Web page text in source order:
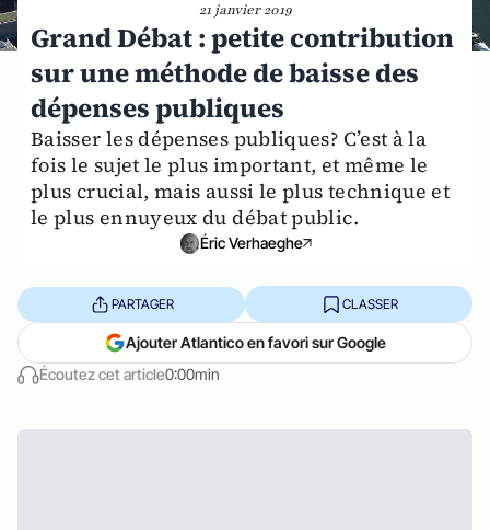
21 janvier 2019
Grand Débat : petite contribution
sur une méthode de baisse des
dépenses publiques
Baisser les dépenses publiques? C’est à la
fois le sujet le plus important, et même le
plus crucial, mais aussi le plus technique et
le plus ennuyeux du débat public.
Éric Verhaeghe
Écoutez cet article0:00min
PARTAGER CLASSER
Ajouter Atlantico en favori sur Google